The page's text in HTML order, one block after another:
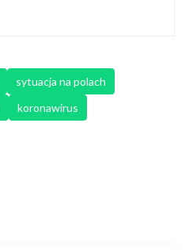
sytuacja na polach
koronawirus